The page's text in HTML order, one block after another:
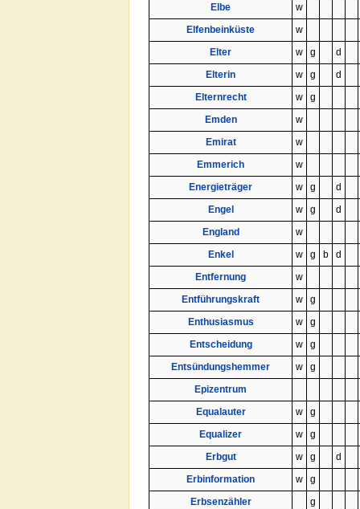
Elbe
w
Elfenbeinküste
w
Elter
w g
d
Elterin
w g
d
Elternrecht
w
g
Emden
w
Emirat
w
Emmerich
w
Energieträger
w g
d
Engel
w g
d
England
w
Enkel
w g b
d
Entfernung
w
Entführungskraft
w
g
Enthusiasmus
w
g
Entscheidung
w
g
Entsündungshemmer
w
g
Epizentrum
Equalauter
w
g
Equalizer
w
g
Erbgut
w g
d
Erbinformation
w
g
Erbsenzähler
g